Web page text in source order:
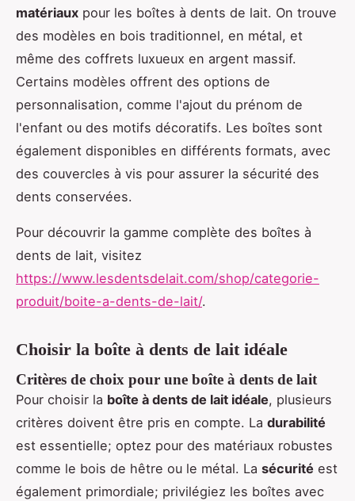
matériaux pour les boîtes à dents de lait. On trouve
des modèles en bois traditionnel, en métal, et
même des coffrets luxueux en argent massif.
Certains modèles offrent des options de
personnalisation, comme l'ajout du prénom de
l'enfant ou des motifs décoratifs. Les boîtes sont
également disponibles en différents formats, avec
des couvercles à vis pour assurer la sécurité des
dents conservées.
Pour découvrir la gamme complète des boîtes à
dents de lait, visitez
https://www.lesdentsdelait.com/shop/categorie-
produit/boite-a-dents-de-lait/.
Choisir la boîte à dents de lait idéale
Critères de choix pour une boîte à dents de lait
Pour choisir la boîte à dents de lait idéale, plusieurs
critères doivent être pris en compte. La durabilité
est essentielle; optez pour des matériaux robustes
comme le bois de hêtre ou le métal. La sécurité est
également primordiale; privilégiez les boîtes avec